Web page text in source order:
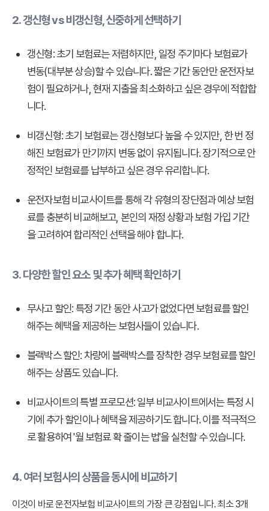
2. 갱신형 vs 비갱신형, 신중하게 선택하기
갱신형:초기 보험료는 저렴하지만, 일정 주기마다 보험료가
변동(대부분 상승)할 수 있습니다. 짧은 기간 동안만 운전자보
험이 필요하거나, 현재 지출을 최소화하고 싶은 경우에 적합합
니다.
비갱신형:초기 보험료는 갱신형보다 높을 수 있지만, 한 번 정
해진 보험료가 만기까지 변동 없이 유지됩니다. 장기적으로 안
정적인 보험료를 납부하고 싶은 경우 유리합니다.
운전자보험 비교사이트를 통해 각 유형의 장단점과 예상 보험
료를 충분히 비교해보고, 본인의 재정 상황과 보험 가입 기간
을 고려하여 합리적인 선택을 해야 합니다.
3. 다양한 할인 요소 및 추가 혜택 확인하기
무사고 할인: 특정 기간 동안 사고가 없었다면 보험료를 할인
해주는 혜택을 제공하는 보험사들이 있습니다.
블랙박스 할인:차량에 블랙박스를 장착한 경우 보험료를 할인
해주는 상품도 있습니다.
비교사이트의 특별 프로모션:일부 비교사이트에서는 특정 시
기에 추가 할인이나 혜택을 제공하기도 합니다. 이를 적극적으
로 활용하여 '월 보험료 확 줄이는 법'을 실천할 수 있습니다.
4. 여러 보험사의 상품을 동시에 비교하기
이것이 바로 운전자보험 비교사이트의 가장 큰 강점입니다. 최소 3개